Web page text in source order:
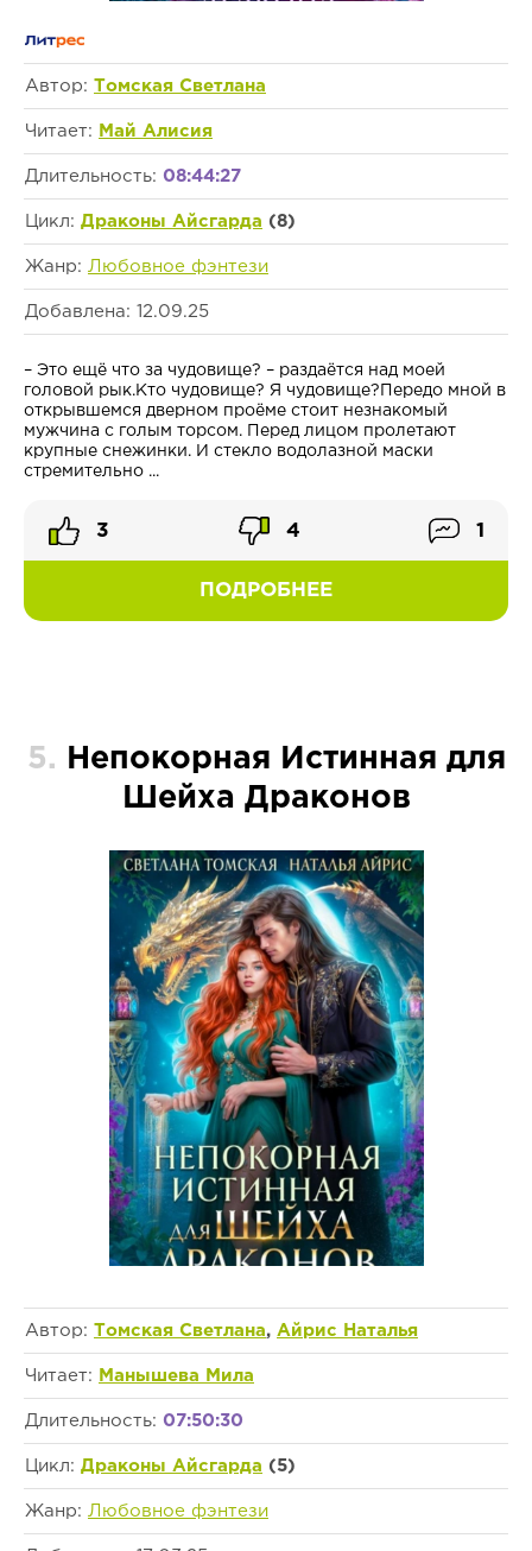
Автор: Томская Светлана
Читает: Май Алисия
Длительность: 08:44:27
Цикл: Драконы Айсгарда (8)
Жанр: Любовное фэнтези
Добавлена: 12.09.25
– Это ещё что за чудовище? – раздаётся над моей
головой рык.Кто чудовище? Я чудовище?Передо мной в
открывшемся дверном проёме стоит незнакомый
мужчина с голым торсом. Перед лицом пролетают
крупные снежинки. И стекло водолазной маски
стремительно ...
ПОДРОБНЕЕ
3 4 1
5.
Непокорная Истинная для
Шейха Драконов
Автор: Томская Светлана, Айрис Наталья
Читает: Манышева Мила
Длительность: 07:50:30
Цикл: Драконы Айсгарда (5)
Жанр: Любовное фэнтези